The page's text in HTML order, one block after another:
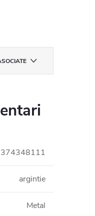
argintie
Metal